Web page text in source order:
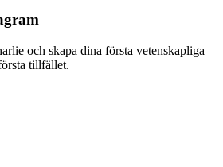
och skapa dina första vetenskapliga
tillfället.